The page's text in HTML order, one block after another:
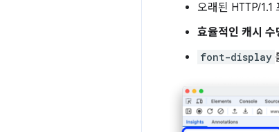
오래된 HTTP/
효율적인 캐시 수
font-display